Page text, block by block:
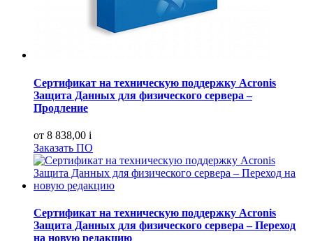
Сертификат на техническую поддержку Acronis
Защита Данных для физического сервера –
Продление
от 8 838,00 i
Заказать ПО
Сертификат на техническую поддержку Acronis
Защита Данных для физического сервера – Переход
на новую редакцию